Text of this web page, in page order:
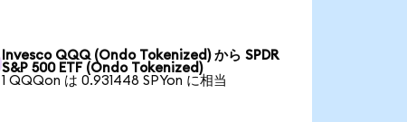
Invesco QQQ (Ondo Tokenized) から SPDR
S&P 500 ETF (Ondo Tokenized)
1 QQQon は 0.931448 SPYon に相当